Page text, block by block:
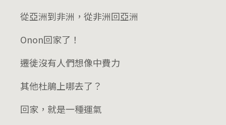
從亞洲到非洲，從非洲回亞洲
Onon回家了！
遷徙沒有人們想像中費力
其他杜鵑上哪去了？
回家，就是一種運氣